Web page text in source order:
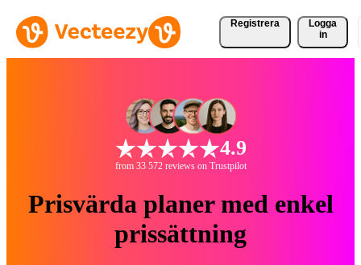
Registrera
Logga
in
4.9
from 33 572 reviews on Trustpilot
Prisvärda planer med enkel
prissättning